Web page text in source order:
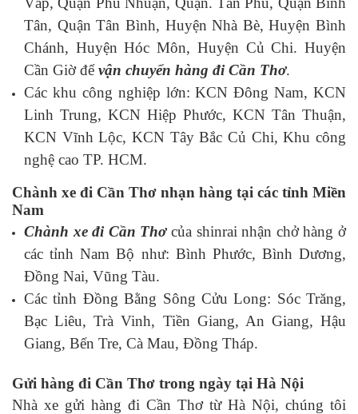
Tân, Quận Tân Bình, Huyện Nhà Bè, Huyện Bình
Chánh, Huyện Hóc Môn, Huyện Củ Chi. Huyện
Cần Giờ đểvận chuyển hàng đi Cần Thơ.
Các khu công nghiệp lớn: KCN Đông Nam, KCN
Linh Trung, KCN Hiệp Phước, KCN Tân Thuận,
KCN Vĩnh Lộc, KCN Tây Bắc Củ Chi, Khu công
nghệ cao TP. HCM.
Chành xe đi Cần Thơ nhạn hàng tại các tỉnh Miền
Nam
Chành xe đi Cần Thơcủa shinrai nhận chở hàng ở
các tỉnh Nam Bộ như: Bình Phước, Bình Dương,
Đồng Nai, Vũng Tàu.
Các tỉnh Đồng Bằng Sông Cửu Long: Sóc Trăng,
Bạc Liêu, Trà Vinh, Tiền Giang, An Giang, Hậu
Giang, Bến Tre, Cà Mau, Đồng Tháp.
Gửi hàng đi Cần Thơ trong ngày tại Hà Nội
Nhà xe gửi hàng đi Cần Thơ từ Hà Nội, chúng tôi